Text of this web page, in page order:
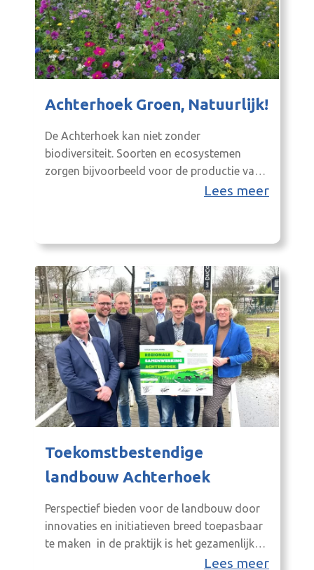
Achterhoek Groen, Natuurlijk!
De Achterhoek kan niet zonder
biodiversiteit. Soorten en ecosystemen
zorgen bijvoorbeeld voor de productie van
zuurstof, bestuiving van planten,
kijken graag naar hoe iets beter kan.
Lees meer
Toekomstbestendige
landbouw Achterhoek
Perspectief bieden voor de landbouw door
innovaties en initiatieven breed toepasbaar
te maken in de praktijk is het gezamenlijke
doel van VK-Oost, VALA, StichtingLees meer